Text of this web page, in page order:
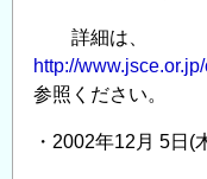
書
「人
減
詳細は、
http://
参照ください。
・2002年12月 5